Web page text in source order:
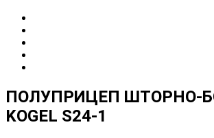
ПОЛУПРИЦЕП ШТОРНО-
KOGEL S24-1